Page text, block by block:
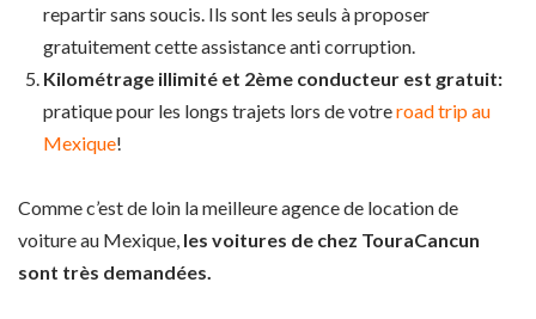
repartir sans soucis. Ils sont les seuls à proposer
gratuitement cette assistance anti corruption.
Kilométrage illimité et 2ème conducteur est gratuit:
pratique pour les longs trajets lors de votreroad trip au
Mexique!
Comme c’est de loin la meilleure agence de location de
voiture au Mexique, les voitures de chez TouraCancun
sont très demandées.